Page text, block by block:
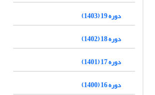
دوره 19 (1403)
دوره 18 (1402)
دوره 17 (1401)
دوره 16 (1400)